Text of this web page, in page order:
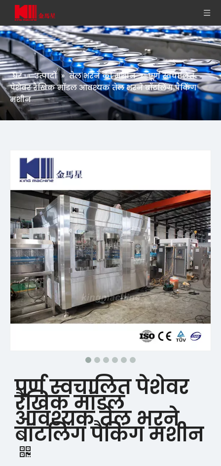
घर » उत्पादों » तेल भरने की मशीन » पूर्ण स्वचालित
पेशेवर रैखिक मॉडल आवश्यक तेल भरने बॉटलिंग पैकिंग
मशीन
पूर्ण स्वचालित पेशेवर
रैखिक मॉडल
आवश्यक तेल भरने
बॉटलिंग पैकिंग मशीन